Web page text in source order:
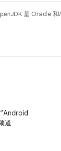
是 Oracle 和/
道